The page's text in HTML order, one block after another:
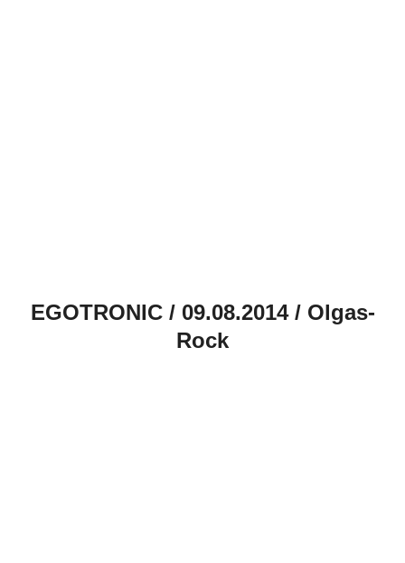
EGOTRONIC / 09.08.2014 / Olgas-
Rock